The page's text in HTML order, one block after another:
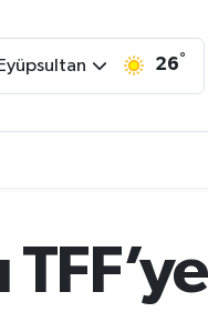
Eyüpsultan 26°